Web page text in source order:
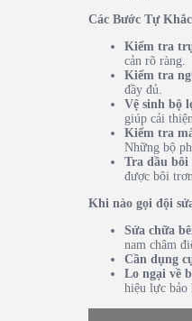
Các Bước Tự
Kiểm tra
cản rõ ràng.
Kiểm tra
đầy đủ.
Vệ sinh bộ
giúp cải
Kiểm tra
Những bộ
Tra dầu
được bôi
Khi nào gọi đội
Sửa chữa
nam châm
Cần dụng
Lo ngại về
hiệu lực bảo